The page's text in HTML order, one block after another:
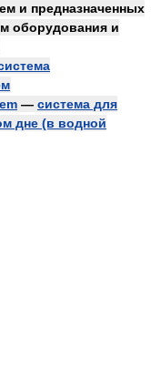
и предназначенных
оборудования и
— система для
дне (в водной